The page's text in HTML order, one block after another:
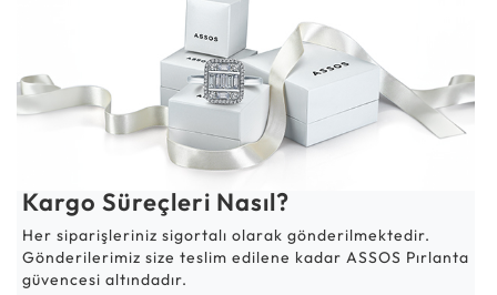
Kargo Süreçleri Nasıl?
Her siparişleriniz sigortalı olarak gönderilmektedir.
Gönderilerimiz size teslim edilene kadar ASSOS Pırlanta
güvencesi altındadır.